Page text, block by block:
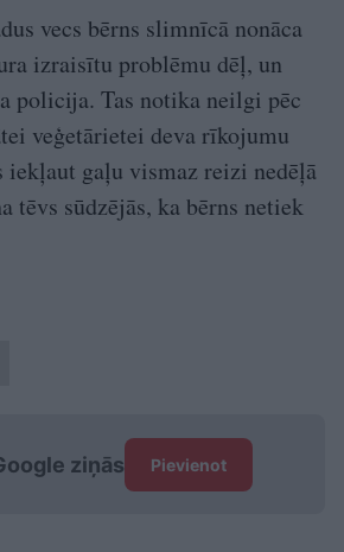
vecs bērns slimnīcā nonāca
izraisītu problēmu dēļ, un
policija. Tas notika neilgi pēc
veģetārietei deva rīkojumu
iekļaut gaļu vismaz reizi nedēļā
tēvs sūdzējās, ka bērns netiek
ziņās Pievienot